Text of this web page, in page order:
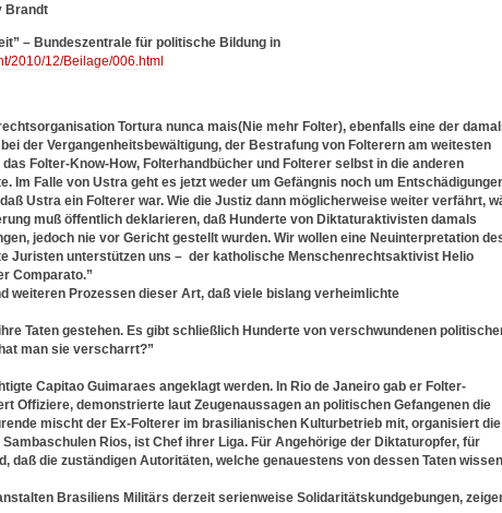
Brandt
– Bundeszentrale für politische Bildung in
2010/12/Beilage/006.html
Tortura nunca mais(Nie mehr Folter), ebenfalls eine der
der Vergangenheitsbewältigung, der Bestrafung von Folterern am weitesten
Folter-Know-How, Folterhandbücher und Folterer selbst in die anderen
Im Falle von Ustra geht es jetzt weder um Gefängnis noch um
Ustra ein Folterer war. Wie die Justiz dann möglicherweise weiter verfährt,
muß öffentlich deklarieren, daß Hunderte von Diktaturaktivisten damals
jedoch nie vor Gericht gestellt wurden. Wir wollen eine Neuinterpretation
Juristen unterstützen uns – der katholische Menschenrechtsaktivist Helio
Comparato.”
weiteren Prozessen dieser Art, daß viele bislang verheimlichte
Taten gestehen. Es gibt schließlich Hunderte von verschwundenen
man sie verscharrt?”
Capitao Guimaraes angeklagt werden. In Rio de Janeiro gab er Folter-
Offiziere, demonstrierte laut Zeugenaussagen an politischen Gefangenen die
mischt der Ex-Folterer im brasilianischen Kulturbetrieb mit, organisiert die
Rios, ist Chef ihrer Liga. Für Angehörige der Diktaturopfer, für
daß die zuständigen Autoritäten, welche genauestens von dessen Taten
Brasiliens Militärs derzeit serienweise Solidaritätskundgebungen,